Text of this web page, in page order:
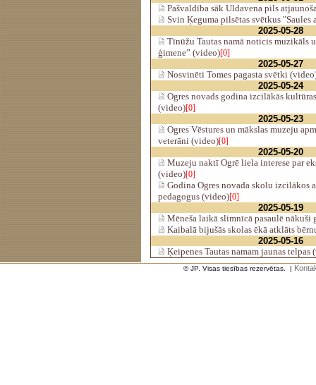
Pašvaldība sāk Uldavena pils
Svin Ķeguma pilsētas svētkus "Saules
2025-05-28
Tīnūžu Tautas namā noticis muzikāls
ģimene” (video)[0]
2025-05-27
Nosvinēti Tomes pagasta svētki
2025-05-24
Ogres novads godina izcilākās
(video)[0]
2025-05-23
Ogres Vēstures un mākslas muzeju
veterāni (video)[0]
2025-05-20
Muzeju naktī Ogrē liela interese par
(video)[0]
Godina Ogres novada skolu izcilākos
pedagogus (video)[0]
2025-05-19
Mēneša laikā slimnīcā pasaulē nākuši
Kaibalā bijušās skolas ēkā atklāts
2025-05-16
Ķeipenes Tautas namam jaunas telpas
© JP. Visas tiesības rezervētas. |